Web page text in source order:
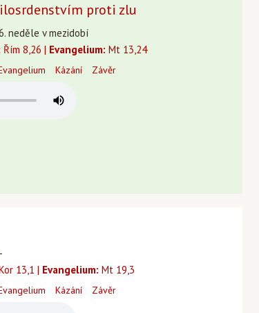
proti zlu
neděle v mezidobí
Řím 8,26 | Evangelium: Mt 13,24
Kázání Závěr
13,1 | Evangelium: Mt 19,3
Kázání Závěr